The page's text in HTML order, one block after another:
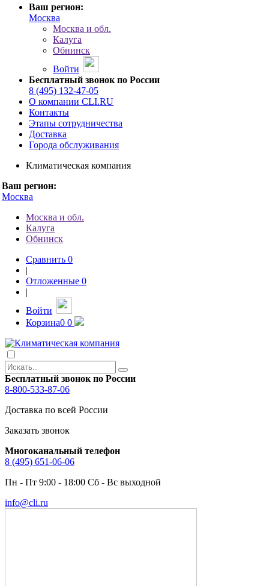
Ваш регион:
Москва
Москва и обл.
Калуга
Обнинск
Войти
Бесплатный звонок по России
8 (495) 132-47-05
О компании CLI.RU
Контакты
Этапы сотрудничества
Доставка
Города обслуживания
Климатическая компания
Ваш регион:
Москва
Москва и обл.
Калуга
Обнинск
Сравнить 0
|
Отложенные 0
|
Войти
Корзина0 0
Бесплатный звонок по России
8-800-533-87-06
Доставка по всей России
Заказать звонок
Многоканальный телефон
8 (495) 651-06-06
Пн - Пт 9:00 - 18:00 Сб - Вс выходной
info@cli.ru